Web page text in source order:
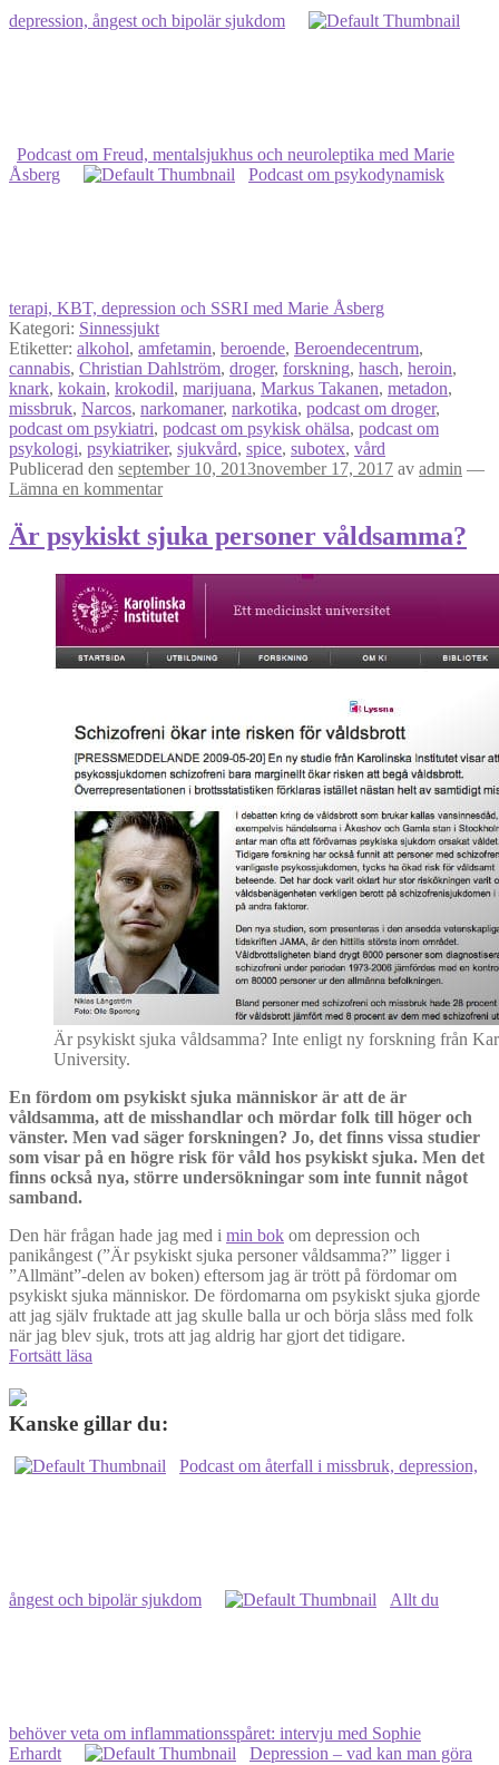
depression, ångest och bipolär sjukdom
Podcast om Freud, mentalsjukhus och neuroleptika med Marie
Åsberg
Podcast om psykodynamisk
terapi, KBT, depression och SSRI med Marie Åsberg
Kategori: Sinnessjukt
Etiketter: alkohol, amfetamin, beroende, Beroendecentrum,
cannabis, Christian Dahlström, droger, forskning, hasch, heroin,
knark, kokain, krokodil, marijuana, Markus Takanen, metadon,
missbruk, Narcos, narkomaner, narkotika, podcast om droger,
podcast om psykiatri, podcast om psykisk ohälsa, podcast om
psykologi, psykiatriker, sjukvård, spice, subotex, vård
Publicerad den september 10, 2013november 17, 2017 av admin —
Lämna en kommentar
Är psykiskt sjuka personer våldsamma?
Är psykiskt sjuka våldsamma? Inte enligt ny forskning från
University.
En fördom om psykiskt sjuka människor är att de är
våldsamma, att de misshandlar och mördar folk till höger och
vänster. Men vad säger forskningen? Jo, det finns vissa studier
som visar på en högre risk för våld hos psykiskt sjuka. Men det
finns också nya, större undersökningar som inte funnit något
samband.
Den här frågan hade jag med i min bok om depression och
panikångest (”Är psykiskt sjuka personer våldsamma?” ligger i
”Allmänt”-delen av boken) eftersom jag är trött på fördomar om
psykiskt sjuka människor. De fördomarna om psykiskt sjuka gjorde
att jag själv fruktade att jag skulle balla ur och börja slåss med folk
när jag blev sjuk, trots att jag aldrig har gjort det tidigare.
Fortsätt läsa
personer
våldsamma?
Kanske gillar du:
Podcast om återfall i missbruk, depression,
ångest och bipolär sjukdom Allt du
behöver veta om inflammationsspåret: intervju med Sophie
Erhardt
Depression – vad kan man göra